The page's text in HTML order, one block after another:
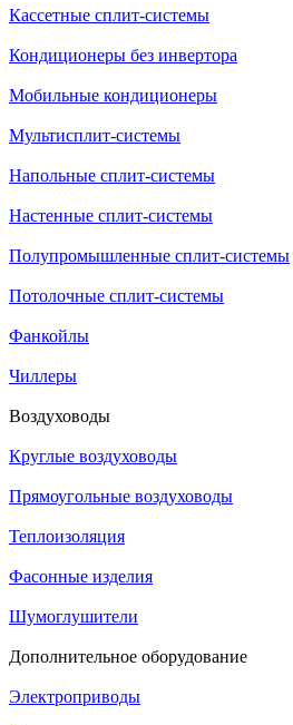
Кассетные сплит-системы
Кондиционеры без инвертора
Мобильные кондиционеры
Мультисплит-системы
Напольные сплит-системы
Настенные сплит-системы
Полупромышленные сплит-системы
Потолочные сплит-системы
Фанкойлы
Чиллеры
Воздуховоды
Круглые воздуховоды
Прямоугольные воздуховоды
Теплоизоляция
Фасонные изделия
Шумоглушители
Дополнительное оборудование
Электроприводы